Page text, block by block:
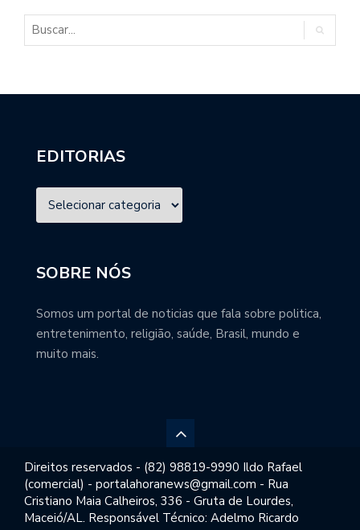
EDITORIAS
SOBRE NÓS
Somos um portal de noticias que fala sobre politica,
entretenimento, religião, saúde, Brasil, mundo e
muito mais.
Direitos reservados - (82) 98819-9990 Ildo Rafael
(comercial) - portalahoranews@gmail.com - Rua
Cristiano Maia Calheiros, 336 - Gruta de Lourdes,
Maceió/AL. Responsável Técnico: Adelmo Ricardo